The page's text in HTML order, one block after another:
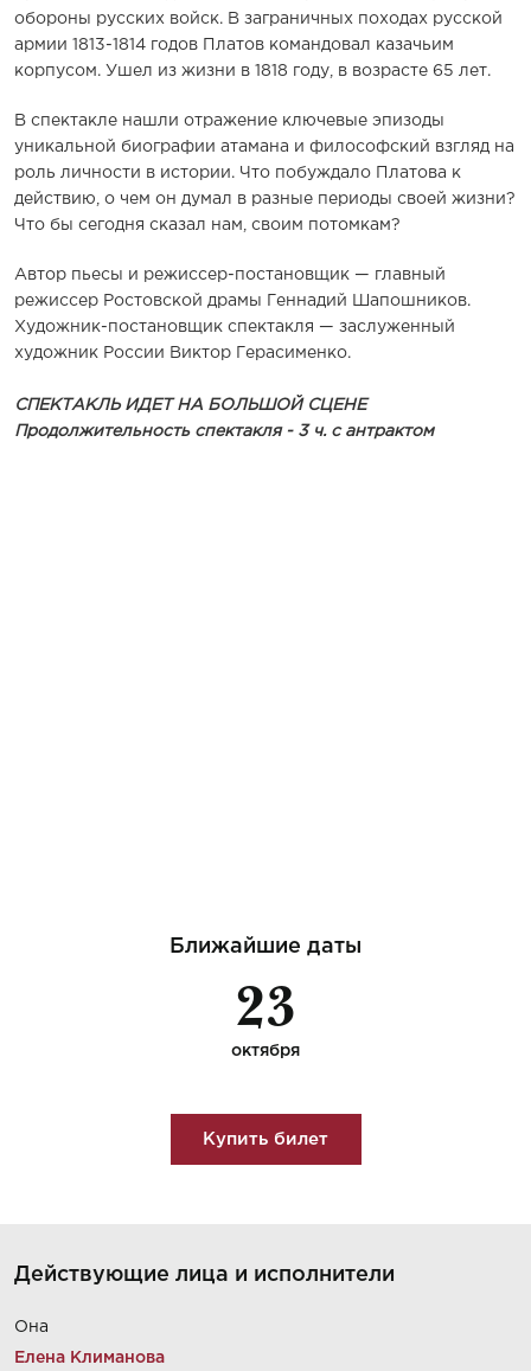
обороны русских войск. В заграничных походах русской
армии 1813-1814 годов Платов командовал казачьим
корпусом. Ушел из жизни в 1818 году, в возрасте 65 лет.
В спектакле нашли отражение ключевые эпизоды
уникальной биографии атамана и философский взгляд на
роль личности в истории. Что побуждало Платова к
действию, о чем он думал в разные периоды своей жизни?
Что бы сегодня сказал нам, своим потомкам?
Автор пьесы и режиссер-постановщик — главный
режиссер Ростовской драмы Геннадий Шапошников.
Художник-постановщик спектакля — заслуженный
художник России Виктор Герасименко.
СПЕКТАКЛЬ ИДЕТ НА БОЛЬШОЙ СЦЕНЕ
Продолжительность спектакля - 3 ч. с антрактом
Ближайшие даты
23
октября
Купить билет
Действующие лица и исполнители
Она
Елена Климанова